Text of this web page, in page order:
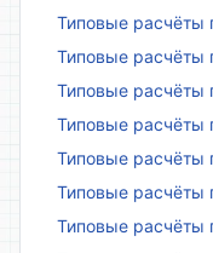
Типовые расчёты
Типовые расчёты
Типовые расчёты
Типовые расчёты
Типовые расчёты
Типовые расчёты
Типовые расчёты